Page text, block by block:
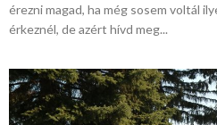
érezni magad, ha még sosem voltál
érkeznél, de azért hívd meg...